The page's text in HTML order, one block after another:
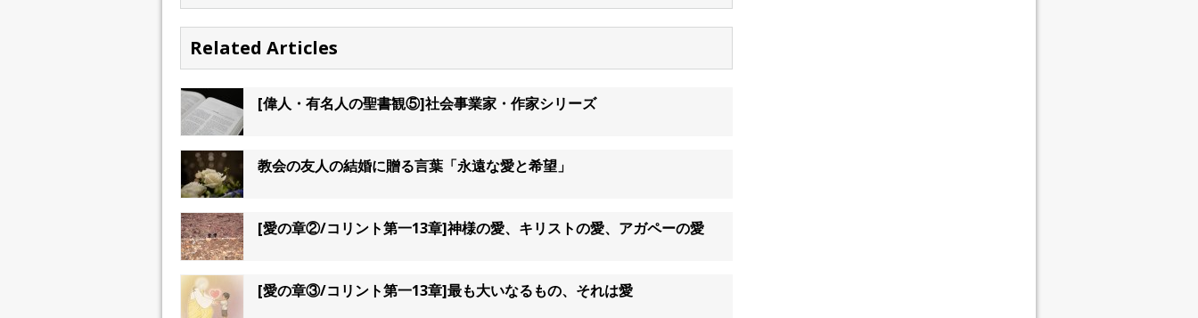
Related Articles
[偉人・有名人の聖書観⑤]社会事業家・作家シリーズ
教会の友人の結婚に贈る言葉「永遠な愛と希望」
[愛の章②/コリント第一13章]神様の愛、キリストの愛、アガペーの愛
[愛の章③/コリント第一13章]最も大いなるもの、それは愛